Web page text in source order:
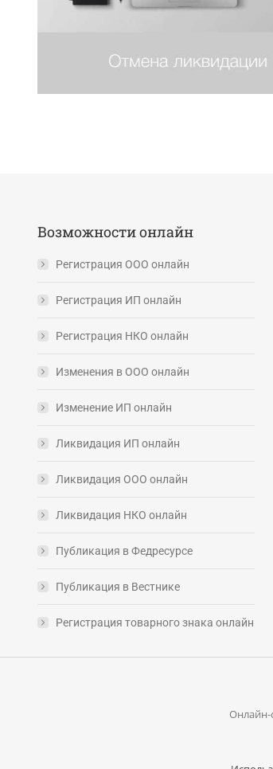
Возможности онлайн
Регистрация ООО онлайн
Регистрация ИП онлайн
Регистрация НКО онлайн
Изменения в ООО онлайн
Изменение ИП онлайн
Ликвидация ИП онлайн
Ликвидация ООО онлайн
Ликвидация НКО онлайн
Публикация в Федресурсе
Публикация в Вестнике
Регистрация товарного знака онлайн
Онлайн-